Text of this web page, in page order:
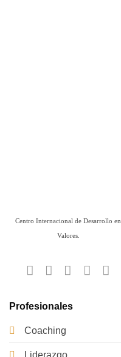
Centro Internacional de Desarrollo en
Valores.
Profesionales
Coaching